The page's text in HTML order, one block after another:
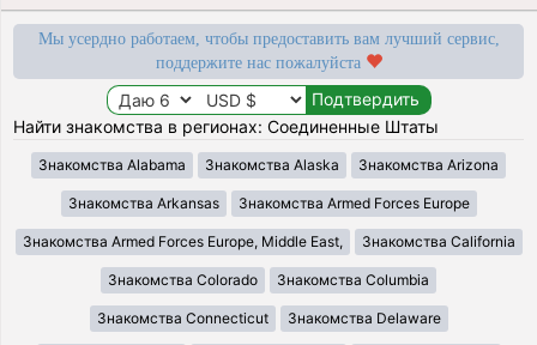
Мы усердно работаем, чтобы предоставить вам лучший сервис,
поддержите нас пожалуйста
Найти знакомства в регионах: Соединенные Штаты
Знакомства Alabama Знакомства Alaska Знакомства Arizona
Знакомства Arkansas Знакомства Armed Forces Europe
Знакомства Armed Forces Europe, Middle East, Знакомства California
Знакомства Colorado Знакомства Columbia
Знакомства Connecticut Знакомства Delaware